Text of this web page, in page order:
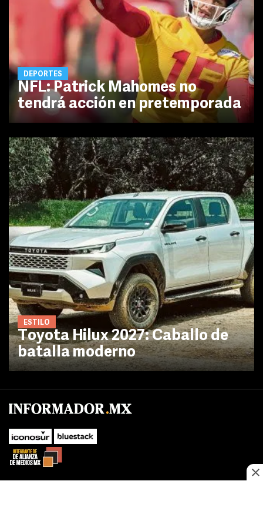
DEPORTES
NFL: Patrick Mahomes no
tendrá acción en pretemporada
ESTILO
Toyota Hilux 2027: Caballo de
batalla moderno